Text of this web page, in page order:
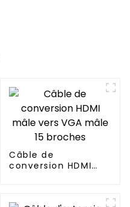
Câble de
conversion HDMI